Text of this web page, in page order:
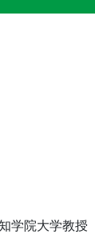
院大学教授